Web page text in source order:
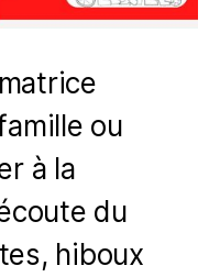
ou
à la
du
hiboux